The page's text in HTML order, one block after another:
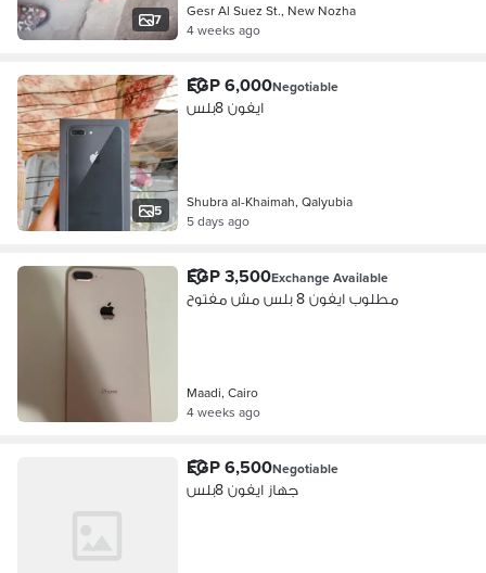
7
Gesr Al Suez St., New Nozha
4 weeks ago
5
EGP 6,000Negotiable
ايفون 8بلس
Shubra al-Khaimah, Qalyubia
5 days ago
EGP 3,500Exchange Available
مطلوب ايفون 8 بلس مش مفتوح
Maadi, Cairo
4 weeks ago
EGP 6,500Negotiable
جهاز ايفون 8بلس